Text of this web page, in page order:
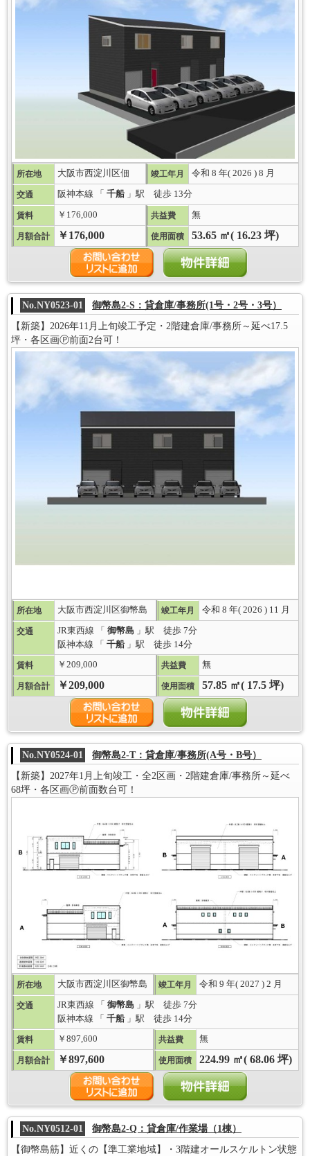
所在地 大阪市西淀川区佃 竣工年月 令和 8 年( 2026 ) 8 月
交通 阪神本線 「 千船 」駅 徒歩 13分
賃料 ￥176,000 共益費 無
月額合計 ￥176,000 使用面積 53.65 ㎡( 16.23 坪)
No.NY0523-01
御幣島2-S：貸倉庫/事務所(1号・2号・3号）
【新築】2026年11月上旬竣工予定・2階建倉庫/事務所～延べ17.5
坪・各区画Ⓟ前面2台可！
所在地 大阪市西淀川区御幣島 竣工年月 令和 8 年( 2026 ) 11 月
交通 JR東西線 「 御幣島 」駅 徒歩 7分
阪神本線 「 千船 」駅 徒歩 14分
賃料 ￥209,000 共益費 無
月額合計 ￥209,000 使用面積 57.85 ㎡( 17.5 坪)
No.NY0524-01
御幣島2-T：貸倉庫/事務所(A号・B号）
【新築】2027年1月上旬竣工・全2区画・2階建倉庫/事務所～延べ
68坪・各区画Ⓟ前面数台可！
所在地 大阪市西淀川区御幣島 竣工年月 令和 9 年( 2027 ) 2 月
交通 JR東西線 「 御幣島 」駅 徒歩 7分
阪神本線 「 千船 」駅 徒歩 14分
賃料 ￥897,600 共益費 無
月額合計 ￥897,600 使用面積 224.99 ㎡( 68.06 坪)
No.NY0512-01
御幣島2-Q：貸倉庫/作業場（1棟）
【御幣島筋】近くの【準工業地域】・3階建オールスケルトン状態